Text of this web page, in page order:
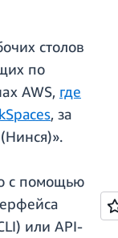
столов
по
AWS, где
, за
с помощью
или API-